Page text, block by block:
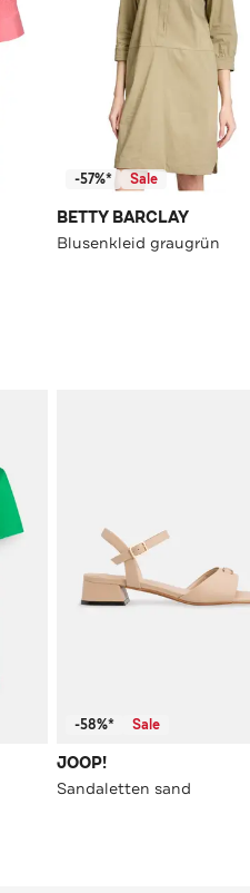
-57%* Sale
BETTY BARCLAY
Blusenkleid graugrün
-58%* Sale
JOOP!
Sandaletten sand